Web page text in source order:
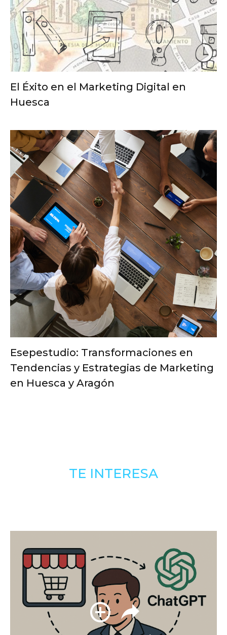
El Éxito en el Marketing Digital en
Huesca
Esepestudio: Transformaciones en
Tendencias y Estrategias de Marketing
en Huesca y Aragón
TE INTERESA